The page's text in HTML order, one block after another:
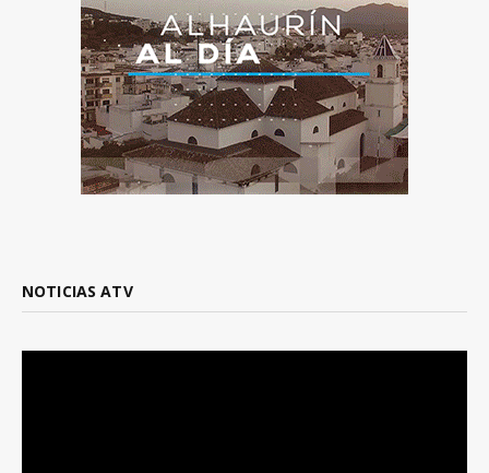
NOTICIAS ATV